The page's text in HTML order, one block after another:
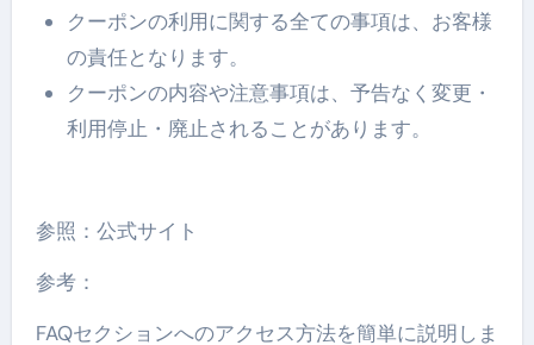
クーポンの利用に関する全ての事項は、お客様
の責任となります。
クーポンの内容や注意事項は、予告なく変更・
利用停止・廃止されることがあります。
参照：公式サイト
参考：
FAQセクションへのアクセス方法を簡単に説明しま